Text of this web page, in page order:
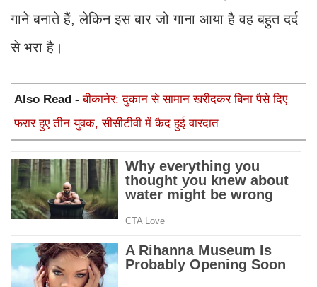
गाने बनाते हैं, लेकिन इस बार जो गाना आया है वह बहुत दर्द
से भरा है।
Also Read -बीकानेर: दुकान से सामान खरीदकर बिना पैसे दिए
फरार हुए तीन युवक, सीसीटीवी में कैद हुई वारदात